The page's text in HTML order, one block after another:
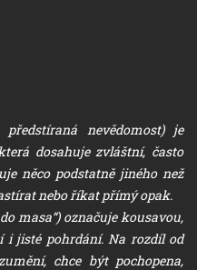
nevědomost) je
dosahuje zvláštní, často
něco podstatně jiného než
nebo říkat přímý opak.
masa“) označuje kousavou,
i jisté pohrdání. Na rozdíl od
chce být pochopena,